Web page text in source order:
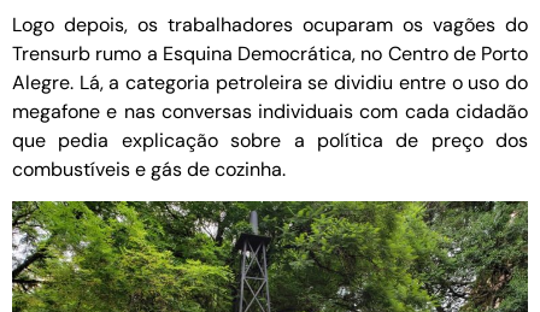
Logo depois, os trabalhadores ocuparam os vagões do
Trensurb rumo a Esquina Democrática, no Centro de Porto
Alegre. Lá, a categoria petroleira se dividiu entre o uso do
megafone e nas conversas individuais com cada cidadão
que pedia explicação sobre a política de preço dos
combustíveis e gás de cozinha.